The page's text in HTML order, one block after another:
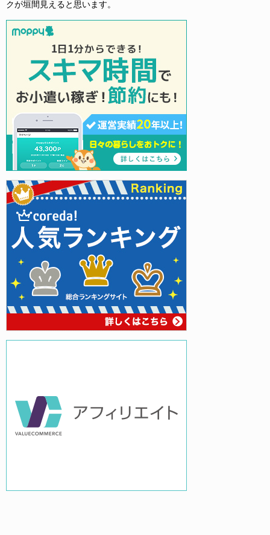
クが垣間見えると思います。